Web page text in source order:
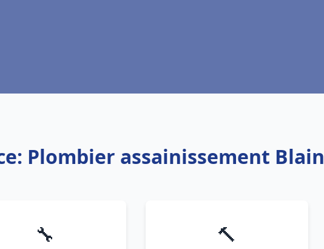
Plombier assainissement Blain
🔧 🔨